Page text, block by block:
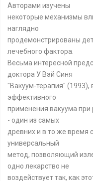
Авторами изучены
некоторые механизмы
наглядно
продемонстрированы
лечебного фактора.
Весьма интересной
доктора У Вэй Синя
"Вакуум-терапия" (1993),
эффективного
применения вакуума при
- один из самых
древних и в то же время
универсальный
метод, позволяющий
одно лекарство не
воздействует так, как